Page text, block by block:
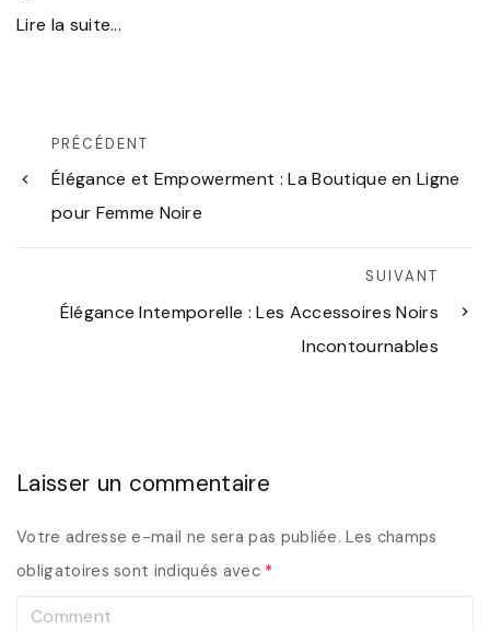
Lire la suite...
PRÉCÉDENT
Élégance et Empowerment : La Boutique en Ligne
pour Femme Noire
SUIVANT
Élégance Intemporelle : Les Accessoires Noirs
Incontournables
Laisser un commentaire
Votre adresse e-mail ne sera pas publiée. Les champs
obligatoires sont indiqués avec *